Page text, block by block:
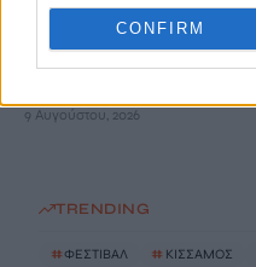
CONFIRM
9 Αυγούστου, 2026
TRENDING
#ΦΕΣΤΙΒΑΛ # ΚΙΣΣΑΜΟΣ